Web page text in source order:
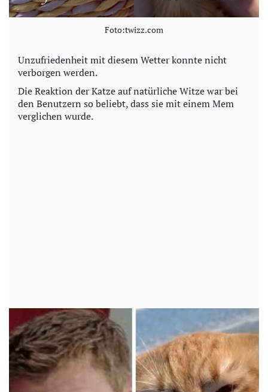
Foto:twizz.com
Unzufriedenheit mit diesem Wetter konnte nicht
verborgen werden.
Die Reaktion der Katze auf natürliche Witze war bei
den Benutzern so beliebt, dass sie mit einem Mem
verglichen wurde.